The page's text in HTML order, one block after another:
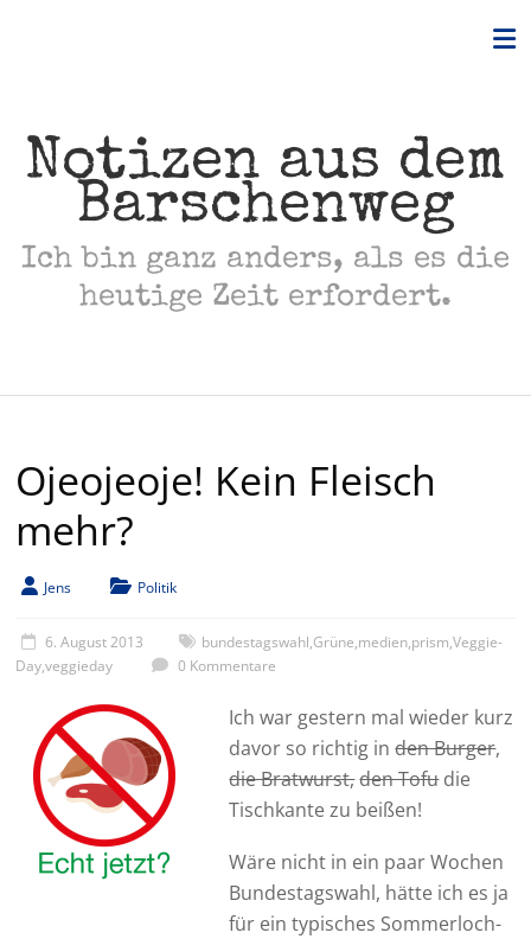
Notizen aus dem
Barschenweg
Ich bin ganz anders, als es die
heutige Zeit erfordert.
Ojeojeoje! Kein Fleisch
mehr?
Jens Politik
6. August 2013 bundestagswahl,Grüne,medien,prism,Veggie-
Day,veggieday 0 Kommentare
Ich war gestern mal wieder kurz
davor so richtig inden Burger,
die Bratwurst,den Tofudie
Tischkante zu beißen!
Wäre nicht in ein paar Wochen
Bundestagswahl, hätte ich es ja
für ein typisches Sommerloch-